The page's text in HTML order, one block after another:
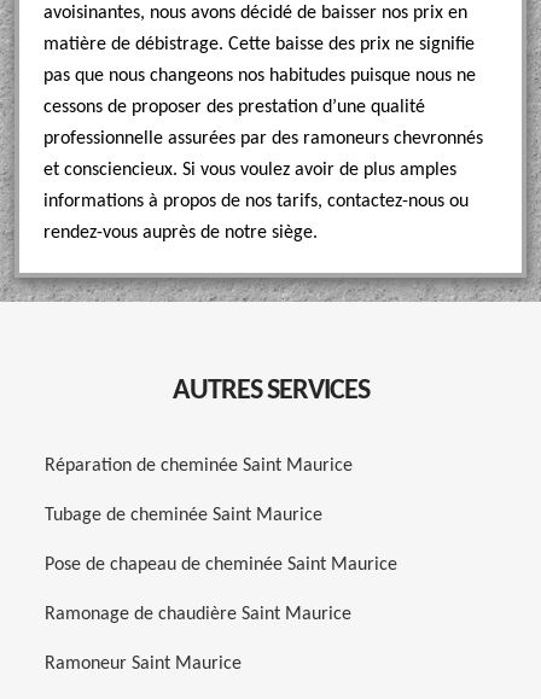
avoisinantes, nous avons décidé de baisser nos prix en
matière de débistrage. Cette baisse des prix ne signifie
pas que nous changeons nos habitudes puisque nous ne
cessons de proposer des prestation d’une qualité
professionnelle assurées par des ramoneurs chevronnés
et consciencieux. Si vous voulez avoir de plus amples
informations à propos de nos tarifs, contactez-nous ou
rendez-vous auprès de notre siège.
AUTRES SERVICES
Réparation de cheminée Saint Maurice
Tubage de cheminée Saint Maurice
Pose de chapeau de cheminée Saint Maurice
Ramonage de chaudière Saint Maurice
Ramoneur Saint Maurice